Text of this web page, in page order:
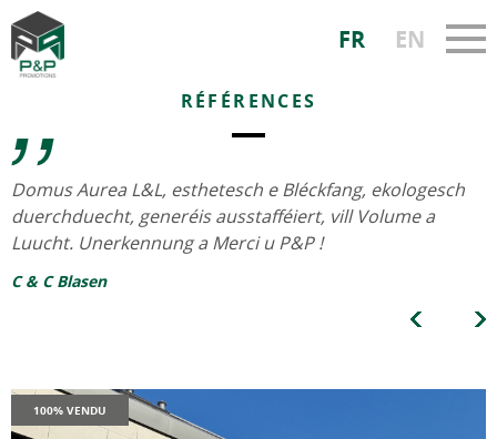
FR EN
RÉFÉRENCES
Domus Aurea L&L, esthetesch e Bléckfang, ekologesch
duerchduecht, generéis ausstafféiert, vill Volume a
Luucht. Unerkennung a Merci u P&P !
C & C Blasen
100% VENDU